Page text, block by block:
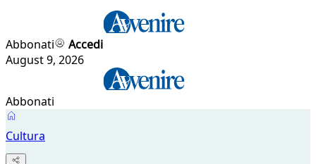
Abbonati
Accedi
August 9, 2026
Abbonati
Cultura